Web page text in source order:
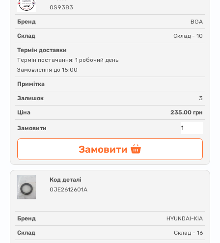
OS9383
Бренд BGA
Склад Склад - 10
Термін доставки
Термін постачання: 1 робочий день
Замовлення до 15:00
Примітка
Залишок 3
Ціна 235.00 грн
Замовити
Замовити
Код деталі
0JE2612601A
Бренд HYUNDAI-KIA
Склад Склад - 16